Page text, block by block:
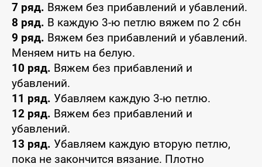
7 ряд. Вяжем без прибавлений и убавлений.
8 ряд. В каждую 3-ю петлю вяжем по 2 сбн
9 ряд. Вяжем без прибавлений и убавлений.
Меняем нить на белую.
10 ряд. Вяжем без прибавлений и
убавлений.
11 ряд. Убавляем каждую 3-ю петлю.
12 ряд. Вяжем без прибавлений и
убавлений.
13 ряд. Убавляем каждую вторую петлю,
пока не закончится вязание. Плотно